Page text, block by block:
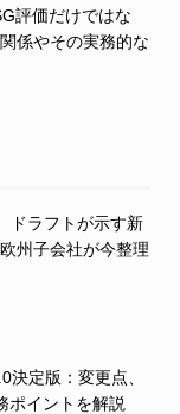
評価だけではな
係やその実務的な
ドラフトが示す新
州子会社が今整理
決定版：変更点、
ポイントを解説